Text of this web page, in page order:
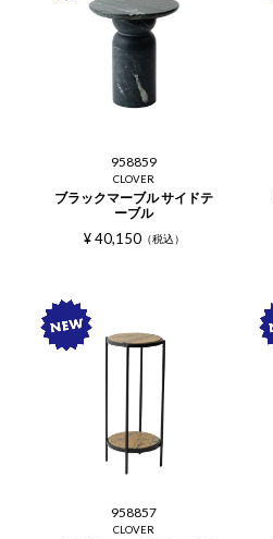
958859
CLOVER
ブラックマーブル サイドテ
ーブル
¥ 40,150 税込
958857
CLOVER